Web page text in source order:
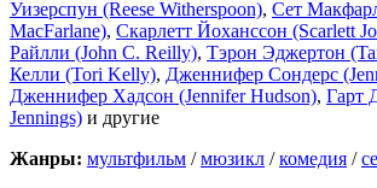
Уизерспун (Reese Witherspoon), Сет
MacFarlane), Скарлетт Йоханссон (Scarlett
Райлли (John C. Reilly), Тэрон Эджертон
Келли (Tori Kelly), Дженнифер Сондерс
Дженнифер Хадсон (Jennifer Hudson), Гарт
Jennings) и другие
Жанры: мультфильм /мюзикл /комедия /